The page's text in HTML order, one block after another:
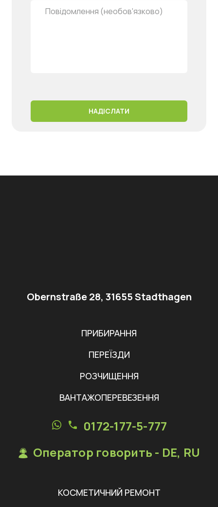
НАДІСЛАТИ
Obernstraße 28, 31655 Stadthagen
ПРИБИРАННЯ
ПЕРЕЇЗДИ
РОЗЧИЩЕННЯ
ВАНТАЖОПЕРЕВЕЗЕННЯ
0172-177-5-777
Оператор говорить - DE, RU
КОСМЕТИЧНИЙ РЕМОНТ